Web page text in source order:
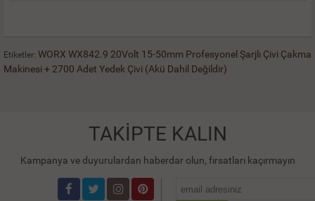
Etiketler: WORX WX842.9 20Volt 15-50mm Profesyonel Şarjlı Çivi Çakma
Makinesi + 2700 Adet Yedek Çivi (Akü Dahil Değildir)
TAKİPTE KALIN
Kampanya ve duyurulardan haberdar olun, fırsatları kaçırmayın